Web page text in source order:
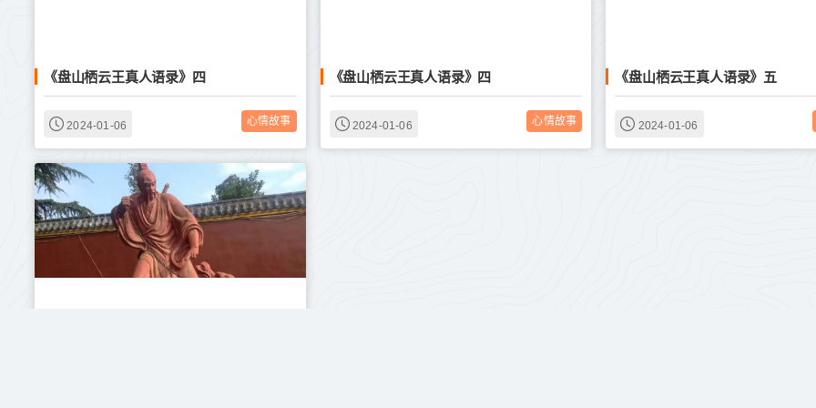
《盘山栖云王真人语录》四
2024-01-06 心情故事
《盘山栖云王真人语录》四
2024-01-06 心情故事
《盘山栖云王真人语录》五
2024-01-06